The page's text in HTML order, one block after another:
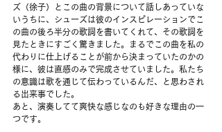
ズ（徐子）とこの曲の背景について話しあっていな
いうちに、シューズは彼のインスピレーションでこ
の曲の後ろ半分の歌詞を書いてくれて、その歌詞を
見たときにすごく驚きました。まるでこの曲を私の
代わりに仕上げることが前から決まっていたのかの
様に、彼は直感のみで完成させていました。私たち
の意識は歌を通じて伝わっているんだ、と思わされ
る出来事でした。
あと、演奏してて爽快な感じなのも好きな理由の一
つです。